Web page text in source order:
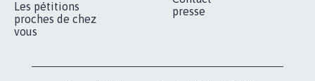
Les pétitions
proches de chez
vous
presse